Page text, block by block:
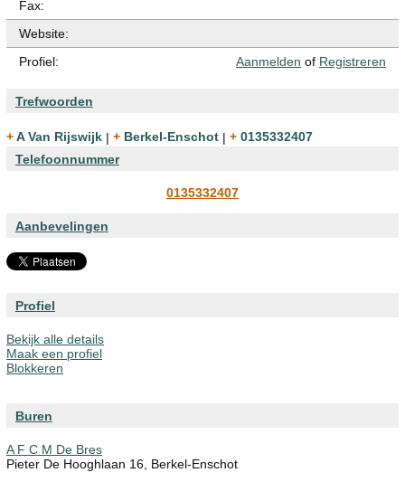
Fax:
Website:
Profiel:
Aanmelden of Registreren
Trefwoorden
+ A Van Rijswijk | + Berkel-Enschot |
+ 0135332407
Telefoonnummer
0135332407
Aanbevelingen
Profiel
Bekijk alle details
Maak een profiel
Blokkeren
Buren
A F C M De Bres
Pieter De Hooghlaan 16, Berkel-Enschot